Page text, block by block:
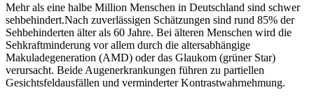
Mehr als eine halbe Million Menschen in Deutschland sind schwer
sehbehindert.Nach zuverlässigen Schätzungen sind rund 85% der
Sehbehinderten älter als 60 Jahre. Bei älteren Menschen wird die
Sehkraftminderung vor allem durch die altersabhängige
Makuladegeneration (AMD) oder das Glaukom (grüner Star)
verursacht. Beide Augenerkrankungen führen zu partiellen
Gesichtsfeldausfällen und verminderter Kontrastwahrnehmung.